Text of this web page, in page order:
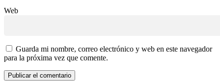
Web
Guarda mi nombre, correo electrónico y web en este navegador
para la próxima vez que comente.